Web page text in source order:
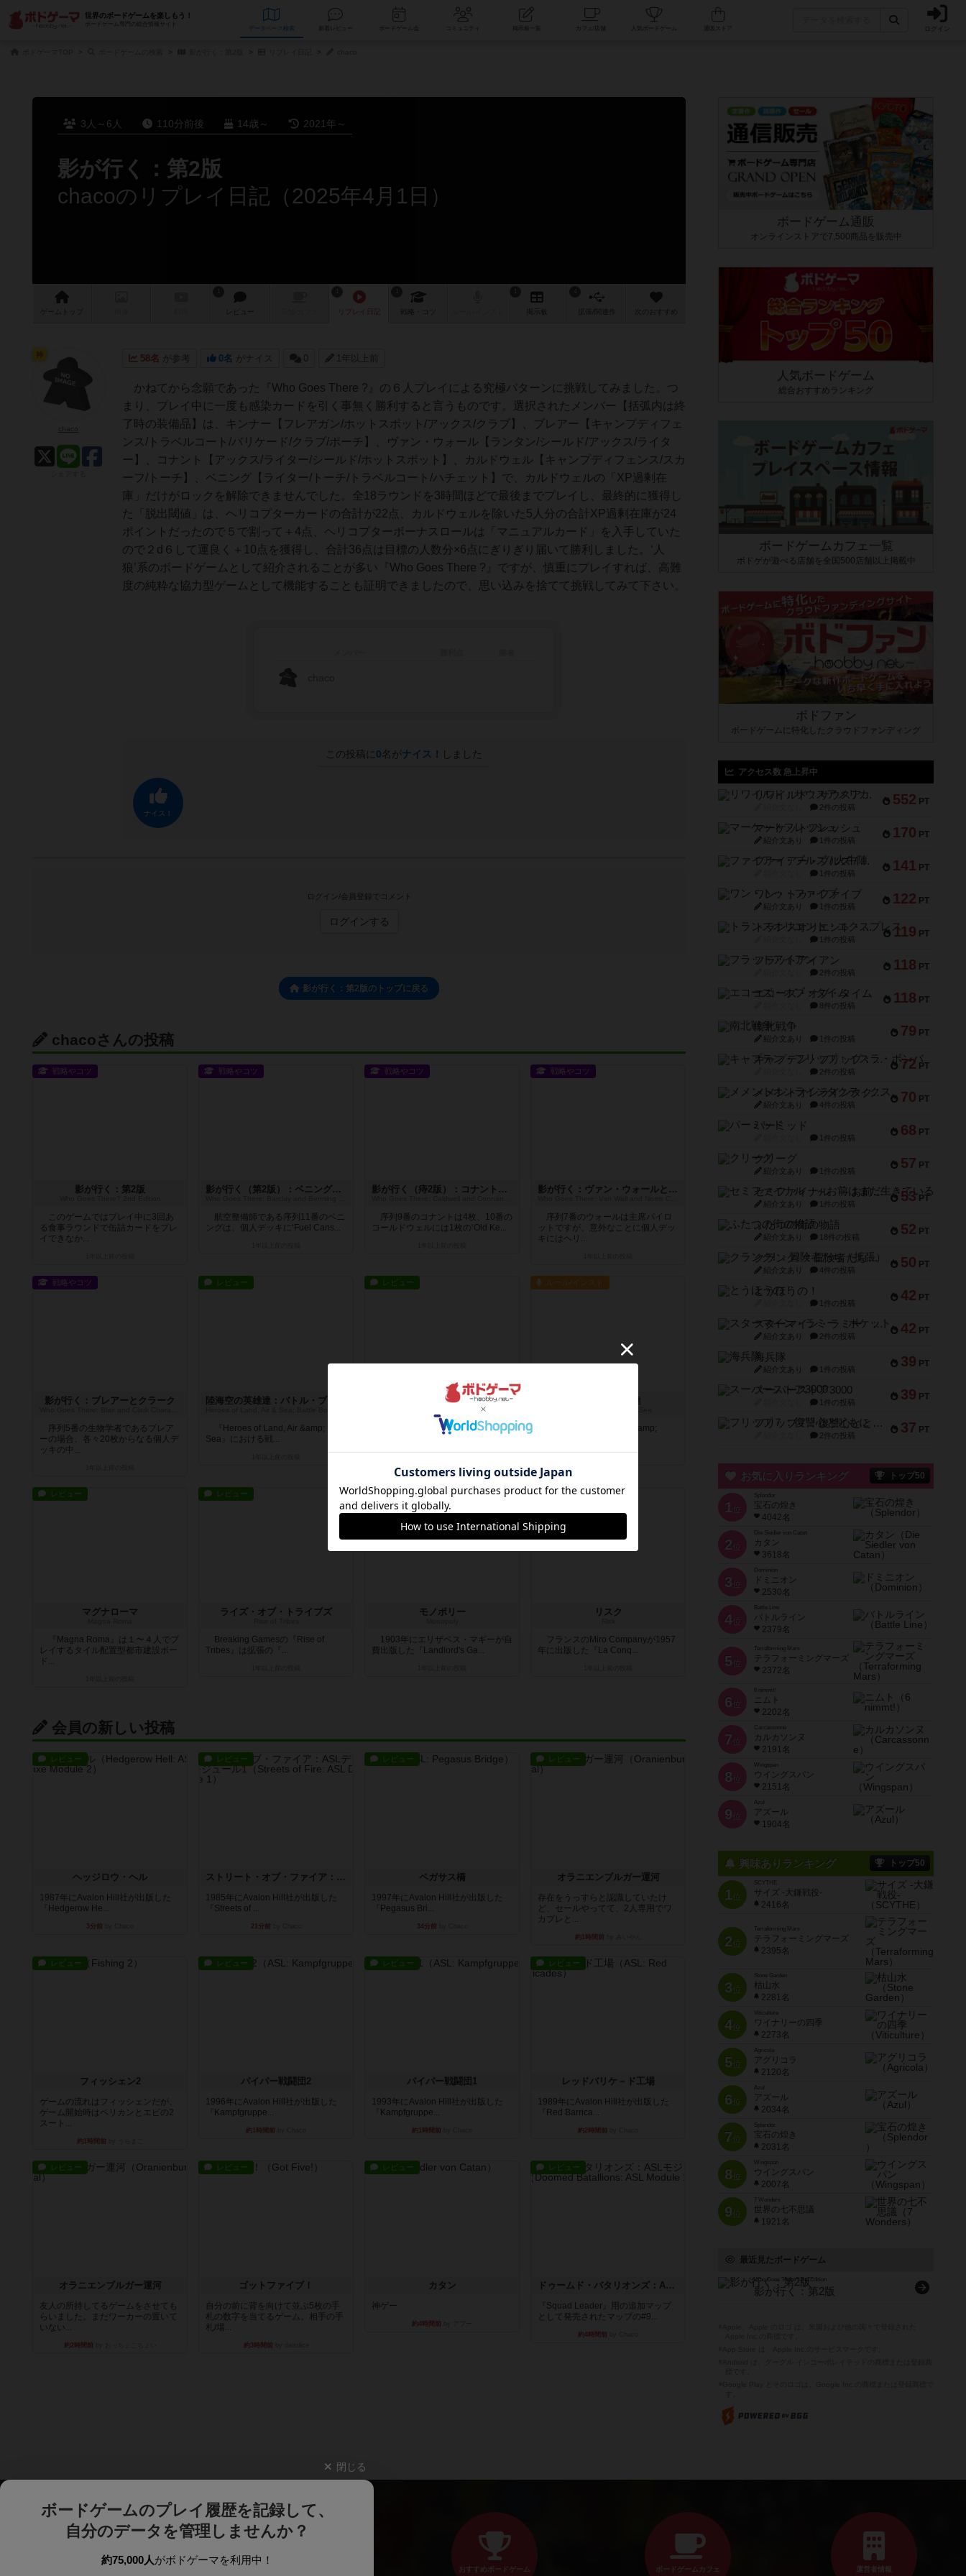
世界のボードゲームを楽しもう！
ボードゲーム専門の総合情報サイト
データベース コミュニティ 人気ボードゲーム ログイン
3人～6人 110分前後 14歳～ 2021年～
影が行く：第2版
chacoのリプレイ日記（2025年4月1日）
ゲーム レビュー 戦略 作 次のおすすめ
58名 が参考 0名 がナイス 0 1年以上前
かねてから念願であった『Who Goes There ?』の６人プレイによる究極パターンに挑戦してみました。つ
まり、プレイ中に一度も感染カードを引く事無く勝利すると言うものです。選択されたメンバー【括弧内は終
了時の装備品】は、キンナー【フレアガン/ホットスポット/アックス/クラブ】、ブレアー【キャンプディフェ
ンス/トラベルコート/バリケード/クラブ/ポーチ】、ヴァン・ウォール【ランタン/シールド/アックス/ライタ
ー】、コナント【アックス/ライター/シールド/ホットスポット】、カルドウェル【キャンプディフェンス/スカ
ーフ/トーチ】、ベニング【ライター/トーチ/トラベルコート/ハチェット】で、カルドウェルの「XP過剰在
庫」だけがロックを解除できませんでした。全18ラウンドを3時間ほどで最後までプレイし、最終的に獲得し
た「脱出閾値」は、ヘリコプターカードの合計が22点、カルドウェルを除いた5人分の合計XP過剰在庫が24
ポイントだったので５で割って＋4点、ヘリコプターボーナスロールは「マニュアルカード」を入手していた
ので２d６して運良く＋10点を獲得し、合計36点は目標の人数分×6点にぎりぎり届いて勝利しました。‘人
狼’系のボードゲームとして紹介されることが多い『Who Goes There ?』ですが、慎重にプレイすれば、高難
度の純粋な協力型ゲームとして機能することも証明できましたので、思い込みを捨てて挑戦してみて下さい。
この投稿に 0名がナイス！ しました
ナイス！
ログイン/会員登録でコメント
ログインする
影が行く：第2版のトップに戻る
chacoさんの投稿
戦略やコツ
影が行く：第2版
このゲームではプレイ中に3回あ
る食事ラウンドで缶詰カードをプレ
イできなか...
戦略やコツ
影が行く（第2版）：ベニングとバークレイ
航空整備師である序列11番のベニ
ングは、個人デッキに‘Fuel Cans...
戦略やコツ
影が行く（痔2版）：コナントとコールドウェル
序列9番のコナントは4枚、10番の
コールドウェルには1枚の‘Old Ke...
戦略やコツ
影が行く：ヴァン・ウォールとノリス
序列7番のウォールは主席パイロ
ットですが、意外なことに個人デッ
キにはヘリ...
戦略やコツ
影が行く：ブレアーとクラーク
序列5番の生物学者であるブレア
ーの場合、各々20枚からなる個人デ
ッキの中...
レビュー
『Heroes of Land, Air &amp;
Sea』における戦...
レビュー
陸海空の英雄達：オッグムーアの意外な出来事（拡張）
2018年に出版された『Heroes of
ルール/インスト
陸海空の英雄達
『Heroes of Land, Air &amp;
レビュー
マグナローマ
『Magna Roma』は１〜４人でプ
レイするタイル配置型都市建設ボー
ド...
レビュー
ライズ・オブ・トライブズ
Breaking Gamesの『Rise of
Tribes』は拡張の『...
レビュー
モノポリー
1903年にエリザベス・マギーが自
費出版した『Landlord's Ga...
レビュー
リスク
フランスのMiro Companyが1957
年に出版した『La Conq...
会員の新しい投稿
レビュー
ヘッジロウ・ヘル
1987年にAvalon Hill社が出版した
『Hedgerow He...
3分前
レビュー
ストリート・オブ・ファイア：ASLデラックスモジュール1
1985年にAvalon Hill社が出版した
『Streets of ...
21分前
レビュー
ペガサス橋
1997年にAvalon Hill社が出版した
『Pegasus Bri...
34分前
レビュー
オラニエンブルガー運河
存在をうっすらと認識していたけ
ど、セールやってて、2人専用でワ
カプレと...
約1時間前
レビュー
フィッシェン2
ゲームの流れはフィッシェンだが、
ゲーム開始時はペリカンとエビの2
スート...
約1時間前
レビュー
パイパー戦闘団2
1996年にAvalon Hill社が出版した
『Kampfgruppe...
約1時間前
レビュー
パイパー戦闘団1
1993年にAvalon Hill社が出版した
『Kampfgruppe...
約1時間前
レビュー
レッドバリケ－ド工場
1989年にAvalon Hill社が出版した
『Red Barrica...
約2時間前
レビュー
オラニエンブルガー運河
友人の所持してるゲームをさせても
らいました。まだワーカーの置いて
いない...
約2時間前
レビュー
ゴットファイブ！
自分の前に背を向けて並ぶ5枚の手
札の数字を当てるゲーム。相手の手
札/場...
約3時間前
レビュー
カタン
神ゲー
約4時間前
レビュー
ドゥームド・バタリオンズ：ASLモジュール11
『Squad Leader』用の追加マップ
として発売されたマップの#9...
約4時間前
ボードゲーム通販
オンラインストアで7,500商品を販売中
人気ボードゲーム
総合おすすめランキング
ボードゲームカフェ一覧
ボドゲが遊べる店舗を全国500店舗以上掲載中
ボドファン
ボードゲームに特化したクラウドファンディング
アクセス数 急上昇中
552 PT
リワイルド：サウスアメリカ
2件の投稿
170 PT
マーケットフレッシュ
紹介文あり 1件の投稿
141 PT
ファイアー・ブルズ / 火牛陣
1件の投稿
122 PT
ワン・トゥ・ファイブ
紹介文あり 1件の投稿
119 PT
トランスオリエント・エクスプレス
1件の投稿
118 PT
フラットアイアン
2件の投稿
118 PT
エコーズ・オブ・タイム
8件の投稿
79 PT
南北戦争
紹介文あり 1件の投稿
72 PT
キャプテン・フリップ：イスラ・ボンバ
2件の投稿
70 PT
メメントオンラインタクティクス
紹介文あり 4件の投稿
68 PT
パーミッド
1件の投稿
57 PT
クリーグ
紹介文あり 1件の投稿
53 PT
セミファイナル ～お前はまだ生きている～
紹介文あり 1件の投稿
52 PT
ふたつの街の物語
紹介文あり 18件の投稿
50 PT
クランク! ：冒険者たち（拡張）
紹介文あり 4件の投稿
42 PT
とうほうの！
1件の投稿
42 PT
スターマイン・ラミー ポケット
紹介文あり 2件の投稿
39 PT
海兵隊
紹介文あり 1件の投稿
39 PT
スーパーストア3000
1件の投稿
37 PT
フリップ７：復讐心とともに
2件の投稿
お気に入りランキング トップ50
1 位
宝石の煌き
4042名
2 位
Die Siedler von Catan
カタン
3618名
3 位
ドミニオン
2530名
4位
Battle Line
バトルライン
2379名
5 位
Terraforming Mars
テラフォーミングマーズ
2372名
6 位
ニムト
2202名
7 位
Carcassonne
カルカソンヌ
2191名
8 位
Wingspan
ウイングスパン
2151名
9 位
Azul
アズール
1904名
興味ありランキング トップ50
1位
SCYTHE
サイズ -大鎌戦役-
2416名
2位
Terraforming Mars
テラフォーミングマーズ
2395名
3位
Stone Garden
枯山水
2281名
4位
Viticulture
ワイナリーの四季
2273名
5位
Agricola
アグリコラ
2120名
6位
Azul
アズール
2034名
7位
宝石の煌き
2031名
8位
Wingspan
ウイングスパン
2007名
9位
7 Wonders
世界の七不思議
1921名
最近見たボードゲーム
Who Goes There? 2nd Edition
影が行く：第2版
閉じる
ボードゲームのプレイ履歴を記録して、
自分のデータを管理しませんか？
約75,000人がボドゲーマを利用中！
おすすめボードゲーム ボードゲームカフェ 運営者情報